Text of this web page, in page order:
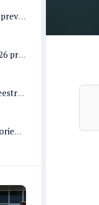
Projeto na Câmara prevê isenção do Imposto de Renda para profissionais da segurança pública e compensa receita com tributos sobre apostas
Projeto de Lei 906/26 propõe transparência no parcelamento e exige indicação de juros e taxas no preço a prazo
Comissão aprova reestruturação do quadro de pessoal do TRT da 4ª Região
CCJ aprova obrigatoriedade de profissional de educação física em escolinhas e entidades formadoras de atletas